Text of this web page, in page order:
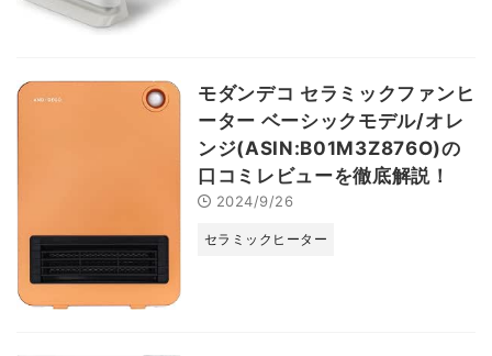
モダンデコ セラミックファンヒ
ーター ベーシックモデル/オレ
ンジ(ASIN:B01M3Z876O)の
口コミレビューを徹底解説！
2024/9/26
セラミックヒーター